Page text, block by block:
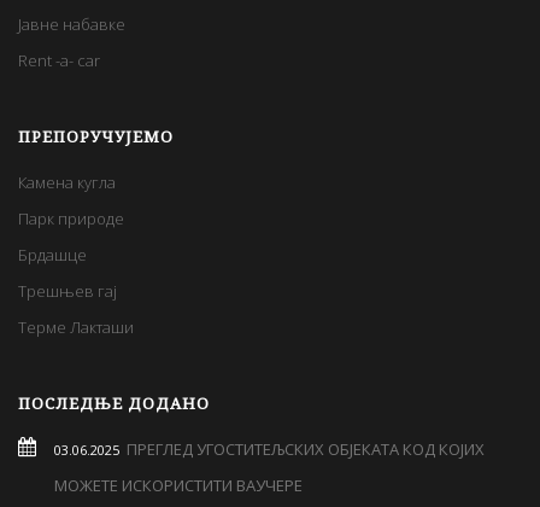
Јавне набавке
Rent -a- car
ПРЕПОРУЧУЈЕМО
Камена кугла
Парк природе
Брдашце
Трешњев гај
Терме Лакташи
ПОСЛЕДЊЕ ДОДАНО
03.06.2025 ПРЕГЛЕД УГОСТИТЕЉСКИХ ОБЈЕКАТА КОД КОЈИХ
МОЖЕТЕ ИСКОРИСТИТИ ВАУЧЕРЕ